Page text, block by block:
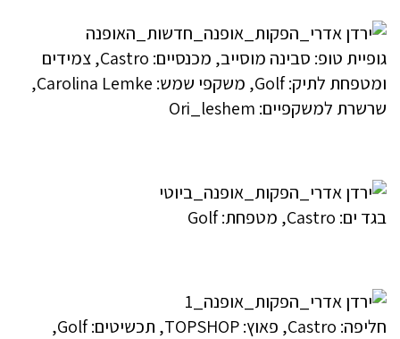
גופיית טופ: סבינה מוסייב, מכנסיים: Castro, צמידים
ומטפחת לתיק: Golf, משקפי שמש: Carolina Lemke,
שרשרת למשקפיים: Ori_leshem
בגד ים: Castro, מטפחת: Golf
חליפה: Castro, פאוץ: TOPSHOP, תכשיטים: Golf,